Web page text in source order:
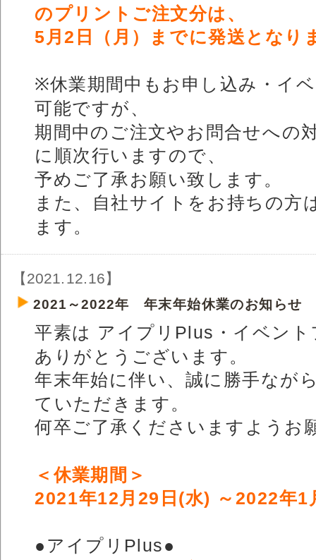
のプリントご注文分は、
5月2日（月）までに発送となり
※休業期間中もお申し込み・イ
可能ですが、
期間中のご注文やお問合せへの
に順次行いますので、
予めご了承お願い致します。
また、自社サイトをお持ちの方
ます。
【2021.12.16】
2021～2022年 年末年始休業のお知らせ
平素は アイプリPlus・イベン
ありがとうございます。
年末年始に伴い、誠に勝手なが
ていただきます。
何卒ご了承くださいますようお
＜休業期間＞
2021年12月29日(水) ～2022年1
●アイプリPlus●